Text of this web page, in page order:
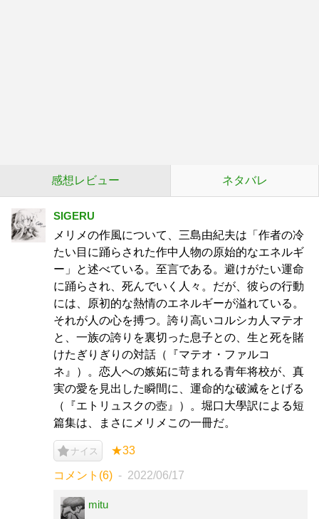
感想レビュー ネタバレ
SIGERU
メリメの作風について、三島由紀夫は「作者の冷
たい目に踊らされた作中人物の原始的なエネルギ
ー」と述べている。至言である。避けがたい運命
に踊らされ、死んでいく人々。だが、彼らの行動
には、原初的な熱情のエネルギーが溢れている。
それが人の心を搏つ。誇り高いコルシカ人マテオ
と、一族の誇りを裏切った息子との、生と死を賭
けたぎりぎりの対話（『マテオ・ファルコ
ネ』）。恋人への嫉妬に苛まれる青年将校が、真
実の愛を見出した瞬間に、運命的な破滅をとげる
（『エトリュスクの壺』）。堀口大學訳による短
篇集は、まさにメリメこの一冊だ。
ナイス ★33
コメント(6) 2022/06/17
mitu